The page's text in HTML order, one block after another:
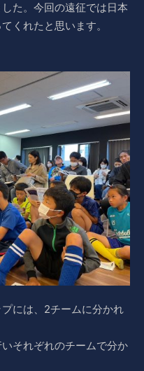
た。今回の遠征では日本
くれたと思います。
には、2チームに分かれ
それぞれのチームで分か